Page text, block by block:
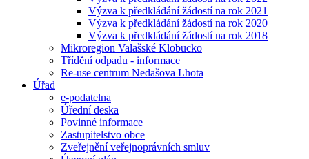
Výzva k předkládání žádostí na rok 2021
Výzva k předkládání žádostí na rok 2020
Výzva k předkládání žádostí na rok 2018
Mikroregion Valašské Klobucko
Třídění odpadu - informace
Re-use centrum Nedašova Lhota
Úřad
e-podatelna
Úřední deska
Povinné informace
Zastupitelstvo obce
Zveřejnění veřejnoprávních smluv